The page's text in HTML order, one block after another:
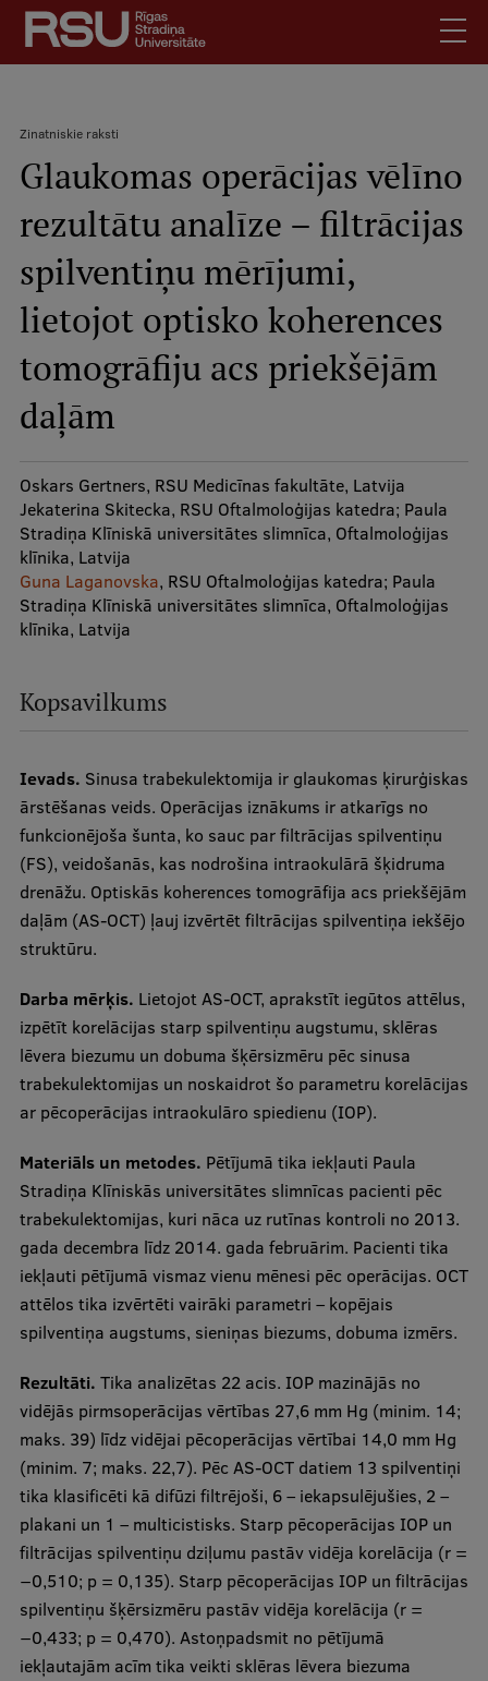
Pārlekt
galveno
saturu
Latviski
Meklēt
Mobile
augšējā
izvēlne
Skolēniem
Studentiem
Absolventiem
Darba devējiem
Bibliotēka
Kontakti
Mobile
galvenā
izvēlne
Studiju iespējas
Pamatstudiju programmas
Uzņemšana
Praktiska informācija
Par RSU
Studentu dzīve
Fakultātes
Mūsu cilvēki
Stratēģija
Struktūra
Vēsture un tradīcijas
Identitāte
Aula
Muzeji un ekspozīcijas
Ģerbonis
Projekti
Reitingi
Virtuālā tūre
Ilgtspējīga attīstība
Atpakaļceļš
Zinatniskie raksti
Glaukomas operācijas vēlīno
rezultātu analīze – filtrācijas
spilventiņu mērījumi,
lietojot optisko koherences
tomogrāfiju acs priekšējām
daļām
Oskars Gertners, RSU Medicīnas fakultāte, Latvija
Jekaterina Skitecka, RSU Oftalmoloģijas katedra; Paula
Stradiņa Klīniskā universitātes slimnīca, Oftalmoloģijas
klīnika, Latvija
Guna Laganovska, RSU Oftalmoloģijas katedra; Paula
Stradiņa Klīniskā universitātes slimnīca, Oftalmoloģijas
klīnika, Latvija
Kopsavilkums
Ievads. Sinusa trabekulektomija ir glaukomas ķirurģiskas
ārstēšanas veids. Operācijas iznākums ir atkarīgs no
funkcionējoša šunta, ko sauc par filtrācijas spilventiņu
(FS), veidošanās, kas nodrošina intraokulārā šķidruma
drenāžu. Optiskās koherences tomogrāfija acs priekšējām
daļām (AS-OCT) ļauj izvērtēt filtrācijas spilventiņa iekšējo
struktūru.
Darba mērķis. Lietojot AS-OCT, aprakstīt iegūtos attēlus,
izpētīt korelācijas starp spilventiņu augstumu, sklēras
lēvera biezumu un dobuma šķērsizmēru pēc sinusa
trabekulektomijas un noskaidrot šo parametru korelācijas
ar pēcoperācijas intraokulāro spiedienu (IOP).
Materiāls un metodes. Pētījumā tika iekļauti Paula
Stradiņa Klīniskās universitātes slimnīcas pacienti pēc
trabekulektomijas, kuri nāca uz rutīnas kontroli no 2013.
gada decembra līdz 2014. gada februārim. Pacienti tika
iekļauti pētījumā vismaz vienu mēnesi pēc operācijas. OCT
attēlos tika izvērtēti vairāki parametri – kopējais
spilventiņa augstums, sieniņas biezums, dobuma izmērs.
Rezultāti. Tika analizētas 22 acis. IOP mazinājās no
vidējās pirmsoperācijas vērtības 27,6 mm Hg (minim. 14;
maks. 39) līdz vidējai pēcoperācijas vērtībai 14,0 mm Hg
(minim. 7; maks. 22,7). Pēc AS-OCT datiem 13 spilventiņi
tika klasificēti kā difūzi filtrējoši, 6 – iekapsulējušies, 2 –
plakani un 1 – multicistisks. Starp pēcoperācijas IOP un
filtrācijas spilventiņu dziļumu pastāv vidēja korelācija (r =
−0,510; p = 0,135). Starp pēcoperācijas IOP un filtrācijas
spilventiņu šķērsizmēru pastāv vidēja korelācija (r =
−0,433; p = 0,470). Astoņpadsmit no pētījumā
iekļautajām acīm tika veikti sklēras lēvera biezuma